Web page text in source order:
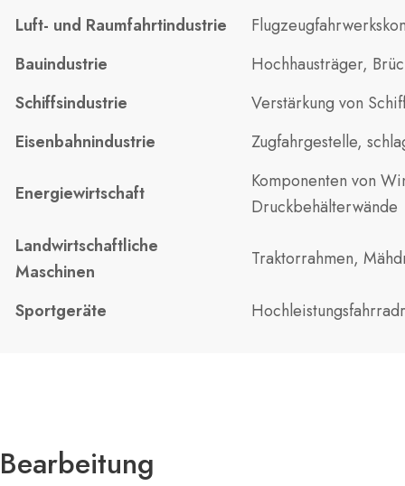
Luft- und Raumfahrtindustrie
Bauindustrie
Hochhausträger,
Schiffsindustrie
Verstärkung von
Eisenbahnindustrie
Zugfahrgestelle,
Energiewirtschaft
Komponenten von
Druckbehälterwände
Landwirtschaftliche
Maschinen
Traktorrahmen,
Sportgeräte
Bearbeitung